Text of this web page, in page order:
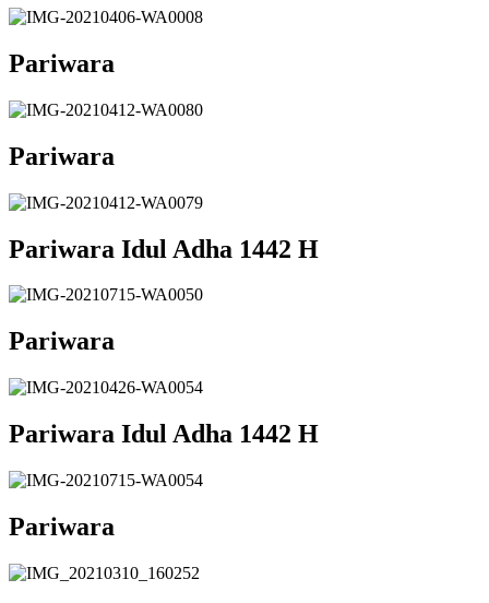
Pariwara
Pariwara
Pariwara Idul Adha 1442 H
Pariwara
Pariwara Idul Adha 1442 H
Pariwara